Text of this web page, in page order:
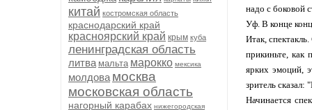
китай костромская область
краснодарский край
красноярский край крым куба
ленинградская область
литва мальта марокко мексика
молдова москва
московская область
нагорный карабах нижегородская
надо с боковой
Уф. В конце
Итак,
прикиньте, как
ярких эмоций,
зритель
Начинается